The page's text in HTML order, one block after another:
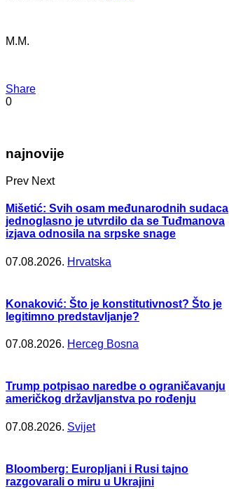
M.M.
Share
0
najnovije
Prev Next
Mišetić: Svih osam međunarodnih sudaca
jednoglasno je utvrdilo da se Tuđmanova
izjava odnosila na srpske snage
07.08.2026. Hrvatska
Konaković: Što je konstitutivnost? Što je
legitimno predstavljanje?
07.08.2026. Herceg Bosna
Trump potpisao naredbe o ograničavanju
američkog državljanstva po rođenju
07.08.2026. Svijet
Bloomberg: Europljani i Rusi tajno
razgovarali o miru u Ukrajini